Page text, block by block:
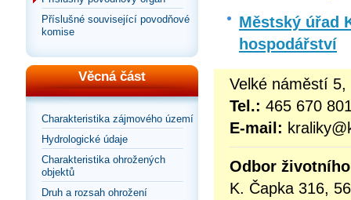
Příslušné související povodňové
komise
Věcná část
Charakteristika zájmového území
Hydrologické údaje
Charakteristika ohrožených
objektů
Druh a rozsah ohrožení
Městský úřad
hospodářství
Velké náměstí
Tel.: 465 670
E-mail:
Odbor
K. Čapka 316,